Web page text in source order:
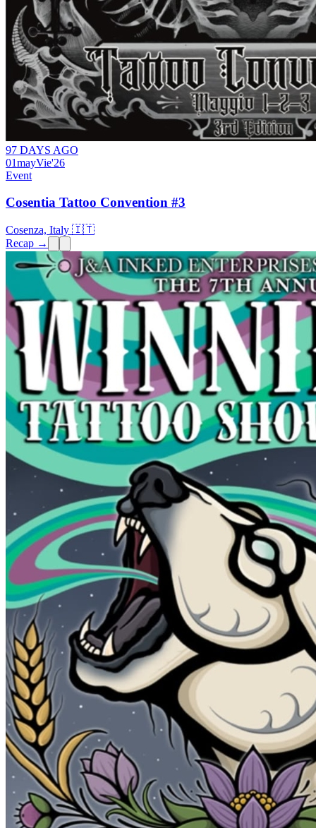
97 DAYS AGO
01mayVie'26
Event
Cosentia Tattoo Convention #3
Cosenza, Italy 🇮🇹
Recap →